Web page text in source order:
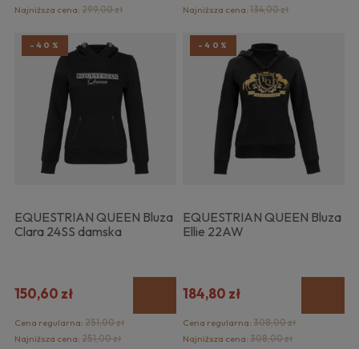
Najniższa cena: 299,00 zł
Najniższa cena:134,00 zł
EQUESTRIAN QUEEN Bluza
Clara 24SS damska
150,60 zł
Cena regularna: 251,00 zł
Najniższa cena: 251,00 zł
-40%
EQUESTRIAN QUEEN Bluza
Ellie 22AW
184,80 zł
Cena regularna:308,00 zł
Najniższa cena:308,00 zł
-40%